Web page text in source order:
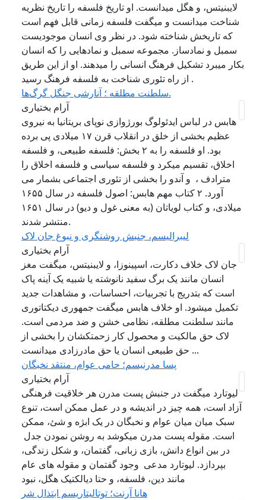
لایبنیتس، و هگل میدانست. او تاریخ فلسفه را تاریخ نظریه
شناخت میدانست و میگفت فلسفه زمانی قابل فهم است
که تاریخش شناخته شود. در نظر وی انسان موجودیست
سمبل و نمادساز. مجموعه سمبل و نمادهایی را که انسان
بکار میبرد تشکیل فرهنگ انسانی را میدهند. او از این طریق
از راه تئوری شناخت به فلسفه فرهنگ رسید .
سلطنت مطلقه ؛ آنارشی جنگل گرگ‌ها.
آرام بختیاری
هابس در لباس ایدئولوگ بورژوازی نوپای بریتانیا به نیروی
عظیم بخشی از خلق در انقلاب قرن ۱۷ میلادی پی برده
بود. او فلسفه را به ۲ بخش: فلسفه طبیعی، و فلسفه
اخلاق، تقسیم میکرد و فلسفه سیاسی و فلسفه اخلاق را
مترادف ، و آندو را بخشی از تئوری اجتماعی بشمار می
آورد. ۲ کتاب مهم هابس: اصول فلسفه در سال ۱۶۵۵
میلادی، و کتاب لویاتان (به معنی غول و دیو) در سال ۱۶۵۱
منتشر شدند.
لیبرالیسم، جنبش روشنگری و نبوغ جان لاک
آرام بختیاری
جان لاک خلاف دکارت، اسپینوزا، و لایبنیتس، میگفت مغز
انسان مانند یک برگ سفید نانوشته یا شبیه یک آینه پاک
است که بتدریج با تجربیات، احساسات، و مشاهدات جدید
تکمیل میشود. او خلاف هابس میگفت جمهوری دیکتاتوری
مانند سلطنت مطلقه، نظامی خشن و ضد مردمی است.
لاک حق مالکیت و محصول کار زحمتکشان را بخشی از
حق طبیعی انسان یا حق مادرزادی میدانست ...
پسا مدرنیسم؛ حامی عوام، منتقد نخبگان
آرام بختیاری
لیوتارد میگفت در جنبش پست مدرن هر خلاقیت فرهنگی
آزاد است، همه چیز در اندیشه و در عمل ممکن است، تنوع
سبک میان میان عوام و نخبگان در یک ابژه و شئ، ممکن
است. مقوله پست مدرن میکوشد به روشن نمودن جدل
در بین انواع دانش، بازی زبانی، گفتمان، و شکل زندگی،
بپردازد. لیوتارد مدعی وجود گفتمان و مقوله های عام
مانند دین، فلسفه، و حتا دیالکتیک هگل، نبود
هانا آرنت؛ توتالیتاریسم ابتذال شر